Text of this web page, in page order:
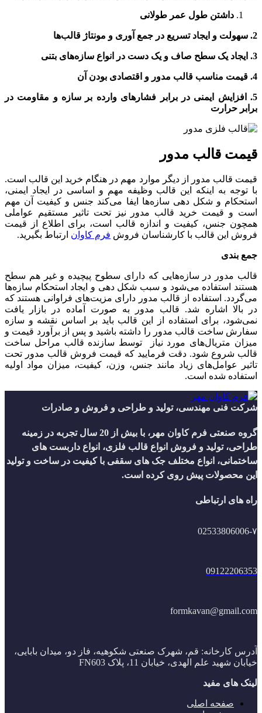
داشتن طول عمر طولانی
2. سهولت و ایجاد تسریع در جمع آوری و مونتاژ قالب‌ها
3. ایجاد یک سطح صاف و یک دست در انواع سازه‌های بتنی
4. قیمت مناسب قالب مدور و اقتصادی بودن آن
5. افزایش ایمنی در برابر فشار‌های وارده بر سازه و مقاومت در
برابر حرارت
قیمت قالب مدور
قیمت قالب مدور از دیگر موارد مهم در هنگام خرید این قالب است.
با توجه به اینکه این قالب وظیفه مهم و اساسی در ایجاد ایمنی،
استحکام و شکل دهی سازه‌ها ایفا می‌کند جنس و کیفیت آن مهم
است و قیمت خرید قالب مدور نیز تحت تاثیر مستقیم عواملی
همچون جنس، کیفیت و اندازه قالب است، برای اطلاع از قیمت
فروش این قالب با کارشناسان فروش فرم کاوان ارتباط بگیرید.
جمع بندی
قالب مدور در سازه‌هایی که دارای سطوح پیچیده و غیر هم سطح
هستند استفاده می‌شود و سبب شکل دهی و ایجاد استحکام سازه‌ها
می‌گردد. استفاده از قالب مدور دارای مزیت‌های فراوانی هستند که
در بالا اشاره شد. قالب مدور به صورت آماده در بازار یافت
نمی‌شود، برای استفاده از این قالب باید بر اساس نقشه و سازه
سفارش ساخت قالب مدور را داشته باشید و پس از برآورد قیمت و
میزان متریال‌های مورد نیاز توسط سازنده قالب مراحل ساخت
قالب شروع شود. دقت فرمایید که قیمت فروش قالب مدور تحت
تاثیر عوامل‌های زیاد مانند جنس، وزن، کیفیت، میزان مواد اولیه
استفاده شده است.
شرکت فنی مهندسی، تولید و طراحی و فروش و صادرات
گروه صنعتی فرم کاوان مهر، با بیش از 20 سال تجربه در زمینه
طراحی، تولید و فروش انواع قالب فلزی، انواع داربست های
ساختمانی، انواع مختلف جک های سقفی با کیفیت در ساخت و تولید
این محصولات پیش روی کرده است.
راه های ارتباطی
02533806006-۷
09122206353
formkavan@gmail.com
آدرس کارخانه: قم، شهرک صنعتی شکوهیه، فاز دو، میدان بابایی،
خیابان شهید علم الهدی، خیابان 11، پلاک FN603
لینک های مفید
صفحه اصلی